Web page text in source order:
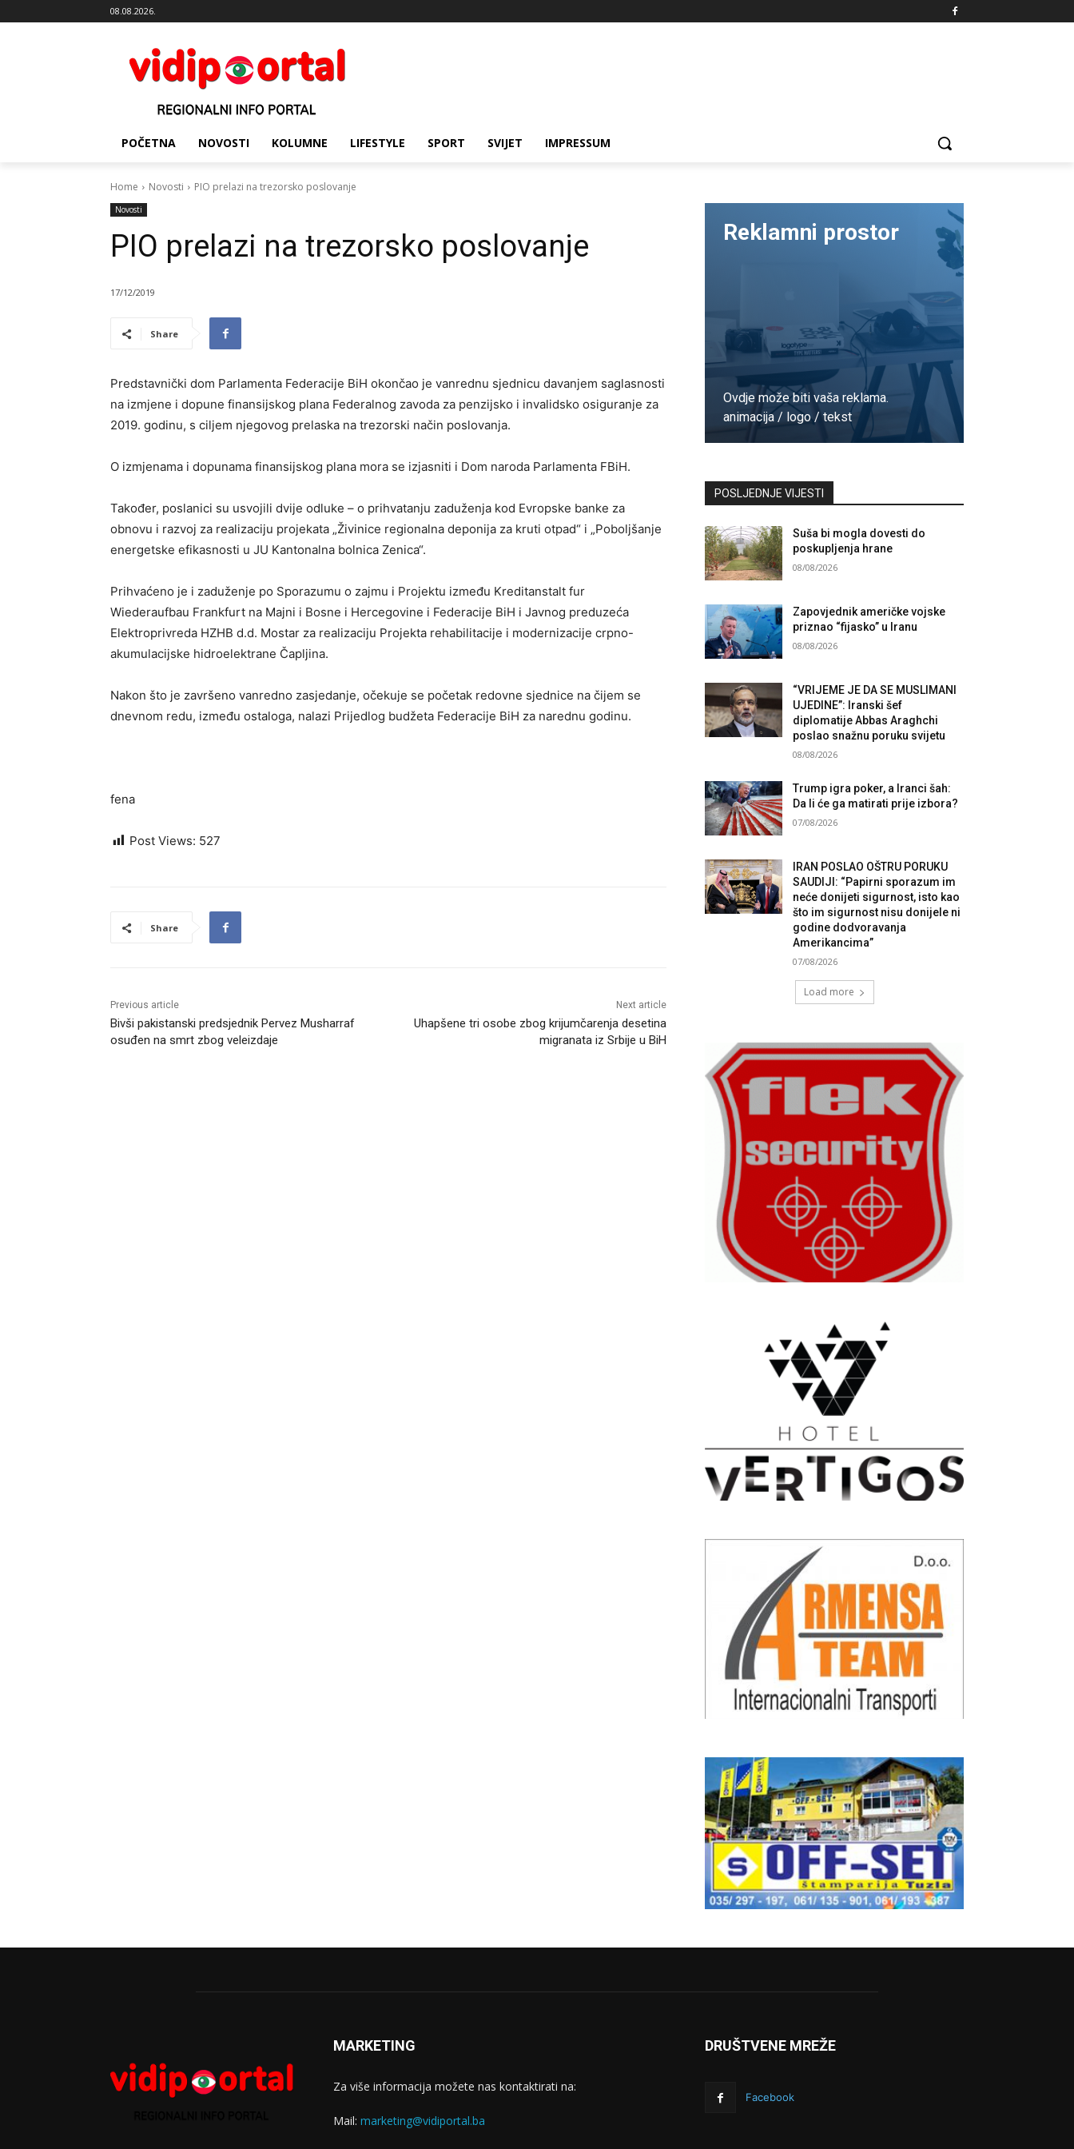
08.08.2026.
POČETNA NOVOSTI KOLUMNE LIFESTYLE SPORT SVIJET IMPRESSUM
Home Novosti PIO prelazi na trezorsko poslovanje
Novosti
PIO prelazi na trezorsko poslovanje
17/12/2019
Share
Predstavnički dom Parlamenta Federacije BiH okončao je vanrednu sjednicu davanjem saglasnosti
na izmjene i dopune finansijskog plana Federalnog zavoda za penzijsko i invalidsko osiguranje za
2019. godinu, s ciljem njegovog prelaska na trezorski način poslovanja.
O izmjenama i dopunama finansijskog plana mora se izjasniti i Dom naroda Parlamenta FBiH.
Također, poslanici su usvojili dvije odluke – o prihvatanju zaduženja kod Evropske banke za
obnovu i razvoj za realizaciju projekata „Živinice regionalna deponija za kruti otpad“ i „Poboljšanje
energetske efikasnosti u JU Kantonalna bolnica Zenica“.
Prihvaćeno je i zaduženje po Sporazumu o zajmu i Projektu između Kreditanstalt fur
Wiederaufbau Frankfurt na Majni i Bosne i Hercegovine i Federacije BiH i Javnog preduzeća
Elektroprivreda HZHB d.d. Mostar za realizaciju Projekta rehabilitacije i modernizacije crpno-
akumulacijske hidroelektrane Čapljina.
Nakon što je završeno vanredno zasjedanje, očekuje se početak redovne sjednice na čijem se
dnevnom redu, između ostaloga, nalazi Prijedlog budžeta Federacije BiH za narednu godinu.
fena
Post Views: 527
Share
Previous article
Bivši pakistanski predsjednik Pervez Musharraf
osuđen na smrt zbog veleizdaje
Next article
Uhapšene tri osobe zbog krijumčarenja desetina
migranata iz Srbije u BiH
Reklamni prostor
Ovdje može biti vaša reklama.
animacija / logo / tekst
POSLJEDNJE VIJESTI
Suša bi mogla dovesti do
poskupljenja hrane
08/08/2026
Zapovjednik američke vojske
priznao “fijasko” u Iranu
08/08/2026
“VRIJEME JE DA SE MUSLIMANI
UJEDINE”: Iranski šef
diplomatije Abbas Araghchi
poslao snažnu poruku svijetu
08/08/2026
Trump igra poker, a Iranci šah:
Da li će ga matirati prije izbora?
07/08/2026
IRAN POSLAO OŠTRU PORUKU
SAUDIJI: “Papirni sporazum im
neće donijeti sigurnost, isto kao
što im sigurnost nisu donijele ni
godine dodvoravanja
Amerikancima”
07/08/2026
Load more
MARKETING
Za više informacija možete nas kontaktirati na:
Mail: marketing@vidiportal.ba
DRUŠTVENE MREŽE
Facebook